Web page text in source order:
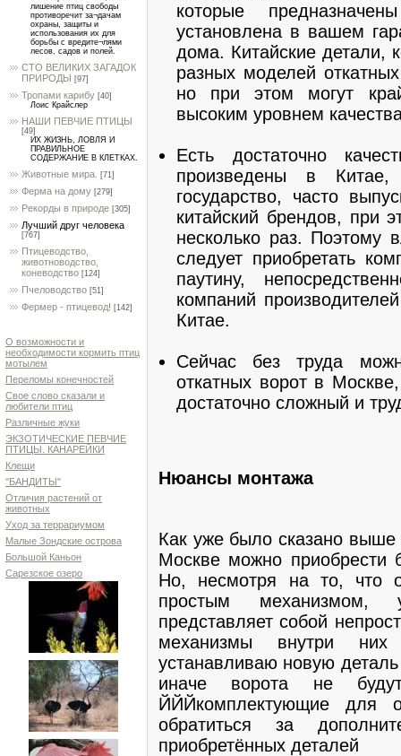
лишение птиц свободы
противоречит за¬дачам
охраны, защиты и
использования их для
борьбы с вредите¬лями
лесов, садов и полей.
СТО ВЕЛИКИХ ЗАГАДОК
ПРИРОДЫ [97]
Тропами карибу [40]
Лоис Крайслер
НАШИ ПЕВЧИЕ ПТИЦЫ
[49]
ИХ ЖИЗНЬ, ЛОВЛЯ И
ПРАВИЛЬНОЕ
СОДЕРЖАНИЕ В КЛЕТКАХ.
Животные мира. [71]
Ферма на дому [279]
Рекорды в природе [305]
Лучший друг человека
[767]
Птицеводство,
животноводство,
коневодство [124]
Пчеловодство [51]
Фермер - птицевод! [142]
О возможности и
необходимости кормить птиц
мотылем
Переломы конечностей
Свое слово сказали и
любители птиц
Различные жуки
ЭКЗОТИЧЕСКИЕ ПЕВЧИЕ
ПТИЦЫ. КАНАРЕЙКИ
Клещи
"БАНДИТЫ"
Отличия растений от
животных
Уход за террариумом
Малые Зондские острова
Большой Каньон
Сарезское озеро
которые
установлена в вашем
дома. Китайские детали,
разных моделей
но при этом могут
высоким уровнем
Есть достаточно
произведены в
государство, часто
китайский брендов, при
несколько раз. Поэтому
следует приобретать
паутину,
компаний
Китае.
Сейчас без труда
откатных ворот в
достаточно сложный и
Нюансы монтажа
Как уже было сказано
Москве можно приобрести
Но, несмотря на то, что
простым механизмом,
представляет собой
механизмы внутри них
устанавливаю новую
иначе ворота не
ЙЙЙкомплектующие для
обратиться за
приобретённых деталей